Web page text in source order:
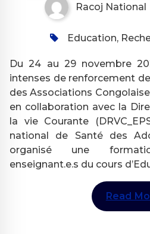
Racoj National
Education,
Du 24 au 29 novembre
intenses de renforcement
des Associations
en collaboration avec la
la vie Courante
national de Santé des
organisé une
enseignant.e.s du cours
Read